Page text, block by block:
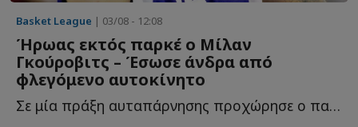
Basket League | 03/08 - 12:08
Ήρωας εκτός παρκέ ο Μίλαν
Γκούροβιτς – Έσωσε άνδρα από
φλεγόμενο αυτοκίνητο
Σε μία πράξη αυταπάρνησης προχώρησε ο παλαίμαχος άσος τ...